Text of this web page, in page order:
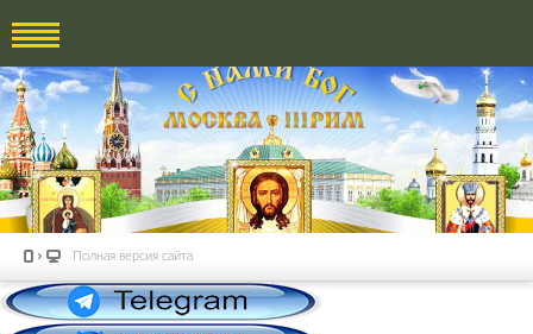
Полная версия сайта